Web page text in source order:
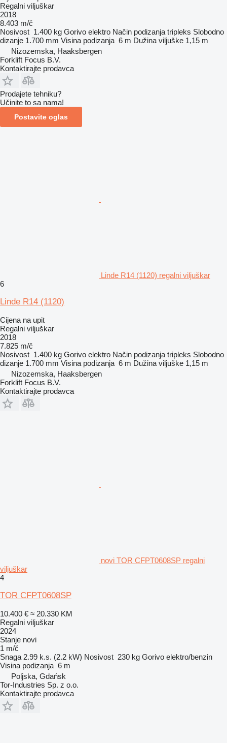
Regalni viljuškar
2018
8.403 m/č
Nosivost 1.400 kg Gorivo elektro Način podizanja tripleks Slobodno
dizanje 1.700 mm Visina podizanja 6 m Dužina viljuške 1,15 m
Nizozemska, Haaksbergen
Forklift Focus B.V.
Kontaktirajte prodavca
Prodajete tehniku?
Učinite to sa nama!
Postavite oglas
Linde R14 (1120) regalni viljuškar
6
Linde R14 (1120)
Cijena na upit
Regalni viljuškar
2018
7.825 m/č
Nosivost 1.400 kg Gorivo elektro Način podizanja tripleks Slobodno
dizanje 1.700 mm Visina podizanja 6 m Dužina viljuške 1,15 m
Nizozemska, Haaksbergen
Forklift Focus B.V.
Kontaktirajte prodavca
novi TOR CFPT0608SP regalni
viljuškar
4
TOR CFPT0608SP
10.400 € ≈ 20.330 KM
Regalni viljuškar
2024
Stanje novi
1 m/č
Snaga 2.99 k.s. (2.2 kW) Nosivost 230 kg Gorivo elektro/benzin
Visina podizanja 6 m
Poljska, Gdańsk
Tor-Industries Sp. z o.o.
Kontaktirajte prodavca